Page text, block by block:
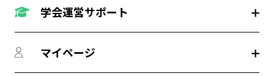
学会運営サポート
マイページ